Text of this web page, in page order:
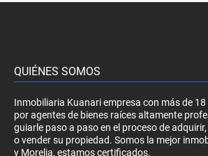
QUIÉNES SOMOS
Inmobiliaria Kuanari empresa con más de
por agentes de bienes raíces altamente
guiarle paso a paso en el proceso de
o vender su propiedad. Somos la mejor
y Morelia, estamos certificados.